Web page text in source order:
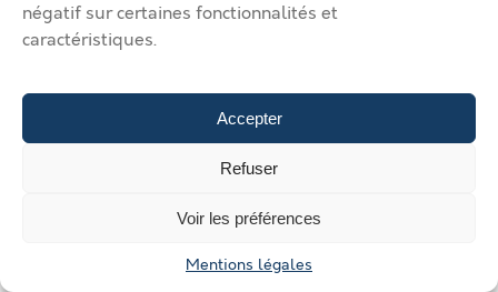
négatif sur certaines fonctionnalités et
caractéristiques.
Accepter
Refuser
Voir les préférences
Mentions légales
– Attaque ou piratage informatique, privation,
suppression ou interdiction, temporaire ou définitive et
Internet.
La responsabilité de IMMOBILIER-
BETHUNEBRUAY.COM ne pourra être engagée que pour
d’un manquement à ses obligations contractuelles
l’annonceur renonce donc à demander réparation à